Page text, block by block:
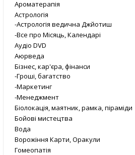
Ароматерапія
Астрологія
-Астрологія ведична Джйотиш
-Все про Місяць, Календарі
Аудіо DVD
Аюрведа
Бізнес, кар'єра, фінанси
-Гроші, багатство
-Маркетинг
-Менеджмент
Біолокація, маятник, рамка, піраміди
Бойові мистецтва
Вода
Ворожіння Карти, Оракули
Гомеопатія